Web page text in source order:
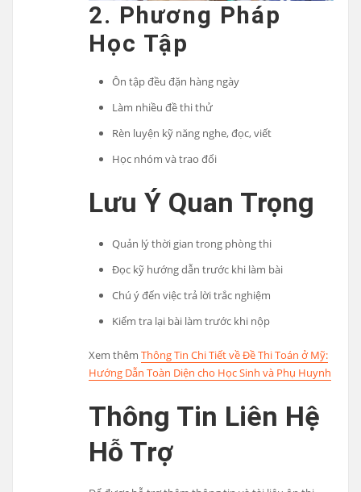
2. Phương Pháp
Học Tập
Ôn tập đều đặn hàng ngày
Làm nhiều đề thi thử
Rèn luyện kỹ năng nghe, đọc, viết
Học nhóm và trao đổi
Lưu Ý Quan Trọng
Quản lý thời gian trong phòng thi
Đọc kỹ hướng dẫn trước khi làm bài
Chú ý đến việc trả lời trắc nghiệm
Kiểm tra lại bài làm trước khi nộp
Xem thêmThông Tin Chi Tiết về Đề Thi Toán ở Mỹ:
Hướng Dẫn Toàn Diện cho Học Sinh và Phụ Huynh
Thông Tin Liên Hệ
Hỗ Trợ